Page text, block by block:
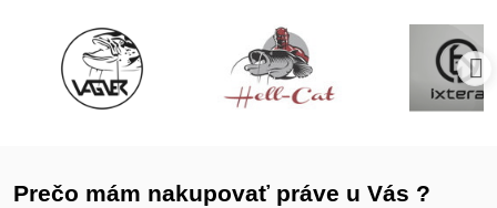
Prečo mám nakupovať práve u Vás ?